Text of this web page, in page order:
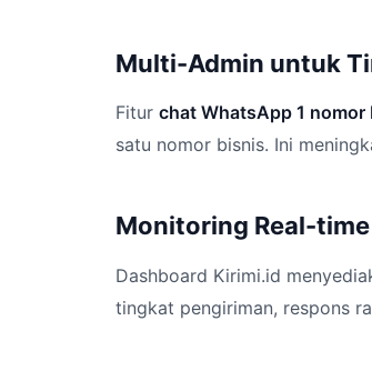
Multi-Admin untuk
Fitur chat WhatsApp 1 nomor
satu nomor bisnis. Ini
Monitoring Real-
Dashboard Kirimi.id
tingkat pengiriman, respons